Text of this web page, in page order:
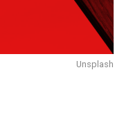
Unsplash